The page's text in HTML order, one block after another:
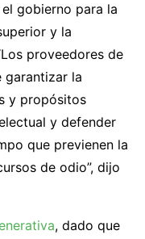
gobierno para la
y la
proveedores de
garantizar la
y propósitos
y defender
que previenen la
de odio”, dijo
, dado que